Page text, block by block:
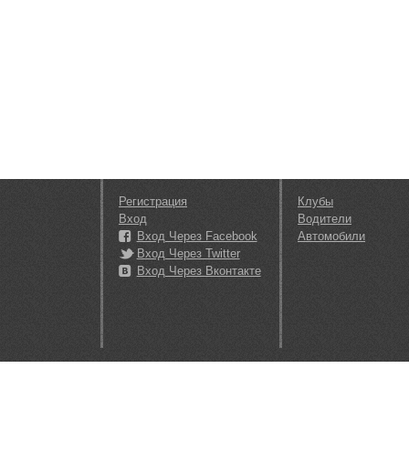
Регистрация
Вход
Вход Через Facebook
Вход Через Twitter
Вход Через Вконтакте
Клубы
Водители
Автомобили